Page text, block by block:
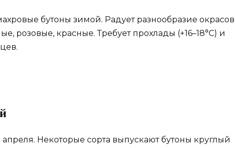
бутоны зимой. Радует разнообразие окрасов
розовые, красные. Требует прохлады (+16–18°C) и
апреля. Некоторые сорта выпускают бутоны круглый